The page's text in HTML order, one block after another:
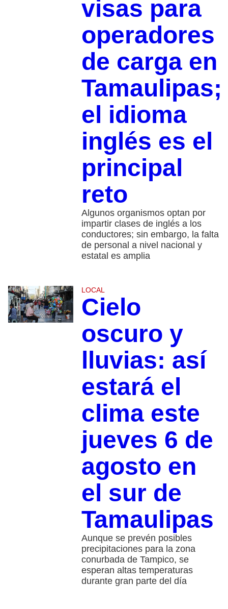
visas para
operadores
de carga en
Tamaulipas;
el idioma
inglés es el
principal
reto
Algunos organismos optan por
impartir clases de inglés a los
conductores; sin embargo, la falta
de personal a nivel nacional y
estatal es amplia
LOCAL
Cielo
oscuro y
lluvias: así
estará el
clima este
jueves 6 de
agosto en
el sur de
Tamaulipas
Aunque se prevén posibles
precipitaciones para la zona
conurbada de Tampico, se
esperan altas temperaturas
durante gran parte del día